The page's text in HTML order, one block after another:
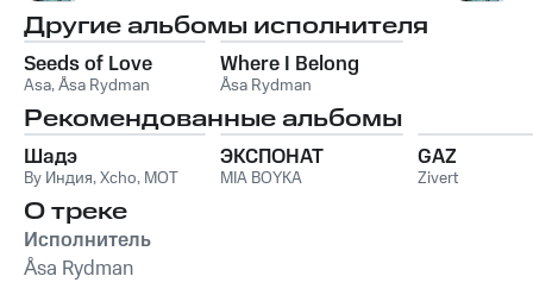
Другие альбомы исполнителя
Seeds of Love
Asa,Åsa Rydman
Where I Belong
Åsa Rydman
Рекомендованные альбомы
Шадэ
By Индия,Xcho, MOT
ЭКСПОНАТ
MIA BOYKA
GAZ
Zivert
О треке
Исполнитель
Åsa Rydman